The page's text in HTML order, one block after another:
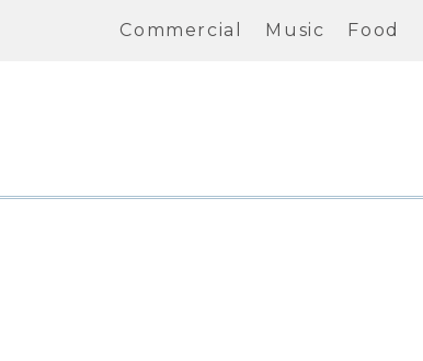
Commercial Music Food